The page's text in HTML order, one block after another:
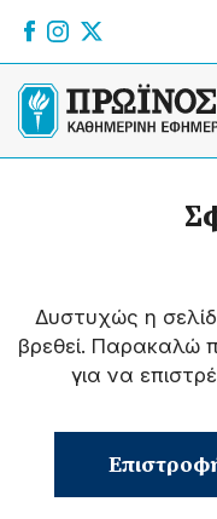
Δυστυχώς η
βρεθεί. Παρακαλώ
για να